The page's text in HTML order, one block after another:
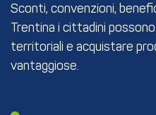
Sconti, convenzioni,
Trentina i cittadini
territoriali e acquistare
vantaggiose.